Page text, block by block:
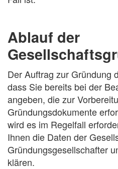
Ablauf der
Der Auftrag zur Gründung
dass Sie bereits bei der
angeben, die zur
Gründungsdokumente
wird es im Regelfall
Ihnen die Daten der
Gründungsgesellschafter
klären.